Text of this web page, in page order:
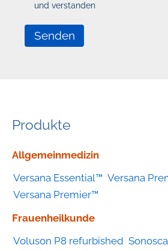
und verstanden
Produkte
Geräte
Kategorie
Allgemeinmedizin
Versana Essential™ Versana
Versana Premier™
Frauenheilkunde
Voluson P8 refurbished